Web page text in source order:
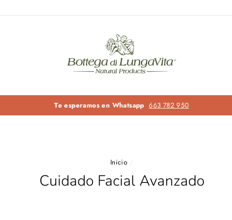
Llámanos y te
Inicio /
Cuidado Facial Avanzado